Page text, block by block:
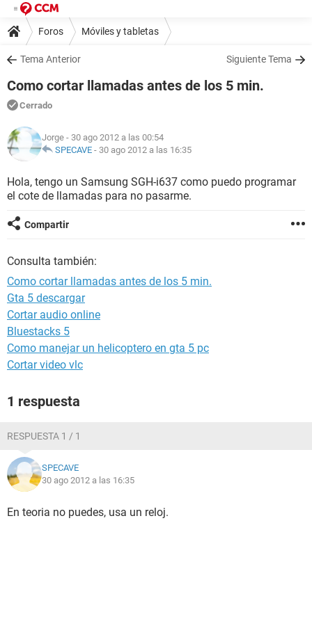
Foros Móviles y tabletas
Tema Anterior Siguiente Tema
Como cortar llamadas antes de los 5 min.
Cerrado
Jorge - 30 ago 2012 a las 00:54
SPECAVE - 30 ago 2012 a las 16:35
Hola, tengo un Samsung SGH-i637 como puedo programar
el cote de llamadas para no pasarme.
Compartir
Consulta también:
Como cortar llamadas antes de los 5 min.
Gta 5 descargar
Cortar audio online
Bluestacks 5
Como manejar un helicoptero en gta 5 pc
Cortar video vlc
1 respuesta
RESPUESTA 1 / 1
SPECAVE
30 ago 2012 a las 16:35
En teoria no puedes, usa un reloj.